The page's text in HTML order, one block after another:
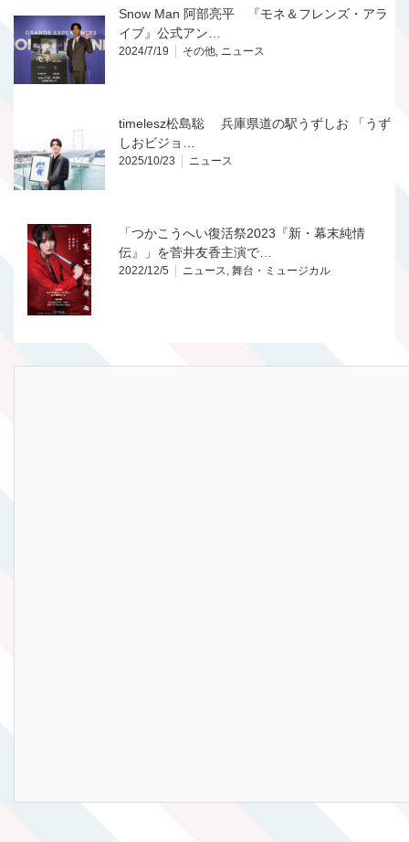
Snow Man 阿部亮平 『モネ＆フレンズ・アラ
イブ』公式アン…
2024/7/19 その他 ニュース
timelesz松島聡 兵庫県道の駅うずしお 「うず
しおビジョ…
2025/10/23 ニュース
「つかこうへい復活祭2023『新・幕末純情
伝』」を菅井友香主演で…
2022/12/5 ニュース 舞台・ミュージカル